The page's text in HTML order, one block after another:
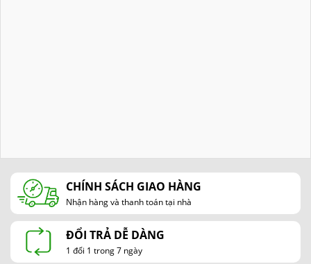
CHÍNH SÁCH GIAO HÀNG
Nhận hàng và thanh toán tại nhà
ĐỔI TRẢ DỄ DÀNG
1 đổi 1 trong 7 ngày